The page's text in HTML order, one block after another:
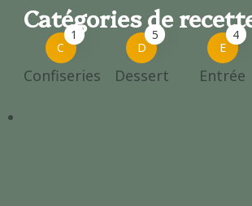
Catégories de
C
1
Confiseries
D
5
Dessert
E
4
Entrée